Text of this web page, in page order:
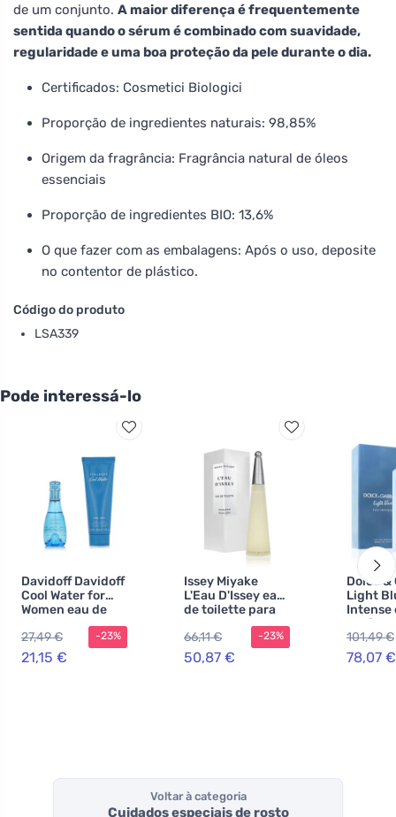
de um conjunto. A maior diferença é frequentemente
sentida quando o sérum é combinado com suavidade,
regularidade e uma boa proteção da pele durante o dia.
Certificados: Cosmetici Biologici
Proporção de ingredientes naturais: 98,85%
Origem da fragrância: Fragrância natural de óleos
essenciais
Proporção de ingredientes BIO: 13,6%
O que fazer com as embalagens: Após o uso, deposite
no contentor de plástico.
Código do produto
LSA339
Pode interessá-lo
Davidoff Davidoff
Cool Water for
Women eau de
toilette para
mulheres 30 ml +
loção corporal
27,49 €
21,15 €
-23%
Issey Miyake
L'Eau D'Issey eau
de toilette para
mulheres 100 ml
66,11 €
50,87 €
-23%
Dolce &
Light
Intense
parfum
101,49 €
78,07 €
Voltar à categoria
Cuidados especiais de rosto